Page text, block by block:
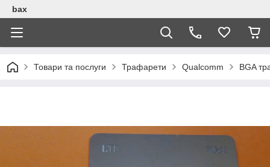
bax
Товари та послуги Трафарети Qualcomm BGA